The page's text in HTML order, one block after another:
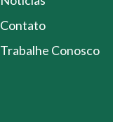
Contato
Trabalhe Conosco